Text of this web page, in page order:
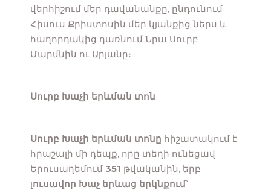
վերհիշում մեր դավանանքը, ընդունում
Հիսուս Քրիստոսին մեր կյանքից ներս և
հաղորդակից դառնում Նրա Սուրբ
Մարմնին ու Արյանը։
Սուրբ Խաչի երևման տոն
Սուրբ Խաչի երևման տոնը հիշատակում է
հրաշալի մի դեպք, որը տեղի ունեցավ
Երուսաղեմում 351 թվականին, երբ
լուսավոր Խաչ երևաց երկնքում՝